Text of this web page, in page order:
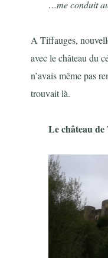
…me conduit
A Tiffauges,
avec le château du
n’avais même pas
trouvait là.
Le château